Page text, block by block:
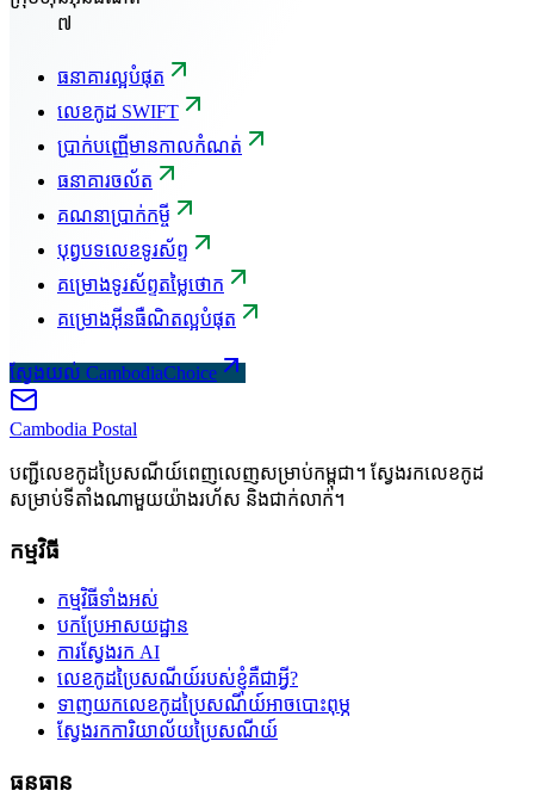
៧
ធនាគារល្អបំផុត
លេខកូដ SWIFT
ប្រាក់បញ្ញើមានកាលកំណត់
ធនាគារចល័ត
គណនាប្រាក់កម្ចី
បុព្វបទលេខទូរស័ព្ទ
គម្រោងទូរស័ព្ទតម្លៃថោក
គម្រោងអ៊ីនធឺណិតល្អបំផុត
ស្វែងយល់ CambodiaChoice
Cambodia Postal
បញ្ជីលេខកូដប្រៃសណីយ៍ពេញលេញសម្រាប់កម្ពុជា។ ស្វែងរកលេខកូដ
សម្រាប់ទីតាំងណាមួយយ៉ាងរហ័ស និងជាក់លាក់។
កម្មវិធី
កម្មវិធីទាំងអស់
បកប្រែអាសយដ្ឋាន
ការស្វែងរក AI
លេខកូដប្រៃសណីយ៍របស់ខ្ញុំគឺជាអ្វី?
ទាញយកលេខកូដប្រៃសណីយ៍អាចបោះពុម្ភ
ស្វែងរកការិយាល័យប្រៃសណីយ៍
ធនធាន